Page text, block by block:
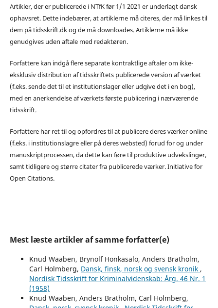
Artikler, der er publicerede i NTfK før 1/1 2021 er underlagt dansk
ophavsret. Dette indebærer, at artiklerne må citeres, der må linkes til
dem på tidsskrift.dk og de må downloades. Artiklerne må ikke
genudgives uden aftale med redaktøren.
Forfattere kan indgå flere separate kontraktlige aftaler om ikke-
eksklusiv distribution af tidsskriftets publicerede version af værket
(f.eks. sende det til et institutionslager eller udgive det i en bog),
med en anerkendelse af værkets første publicering i nærværende
tidsskrift.
Forfattere har ret til og opfordres til at publicere deres værker online
(f.eks. i institutionslagre eller på deres websted) forud for og under
manuskriptprocessen, da dette kan føre til produktive udvekslinger,
samt tidligere og større citater fra publicerede værker. Initiative for
Open Citations.
Mest læste artikler af samme forfatter(e)
Knud Waaben, Brynolf Honkasalo, Anders Bratholm,
Carl Holmberg, Dansk, finsk, norsk og svensk kronik ,
Nordisk Tidsskrift for Kriminalvidenskab: Årg. 46 Nr. 1
(1958)
Knud Waaben, Anders Bratholm, Carl Holmberg,